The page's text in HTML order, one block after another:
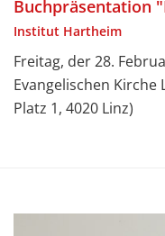
Buchpräsentation
Institut Hartheim
Freitag, der 28.
Evangelischen
Platz 1, 4020 Linz)